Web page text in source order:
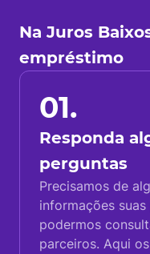
Na Juros
empréstimo
01.
Responda
perguntas
Precisamos de
informações suas
podermos
parceiros. Aqui